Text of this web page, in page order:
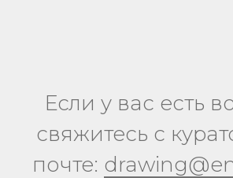
Если у вас есть
свяжитесь с
почте: